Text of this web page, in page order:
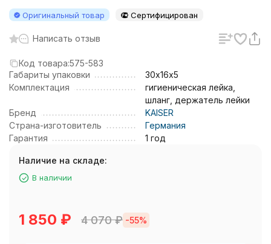
Оригинальный товар Сертифицирован
Написать отзыв
Код товара:575-583
Габариты упаковки
30х16х5
Комплектация
гигиеническая лейка,
шланг, держатель лейки
Бренд
KAISER
Страна-изготовитель
Германия
Гарантия
1 год
Наличие на складе:
В наличии
1 850 ₽ 4 070₽ -55%